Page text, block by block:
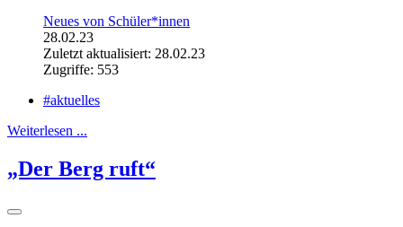
Neues von Schüler*innen
28.02.23
Zuletzt aktualisiert: 28.02.23
Zugriffe: 553
#aktuelles
Weiterlesen ...
„Der Berg ruft“